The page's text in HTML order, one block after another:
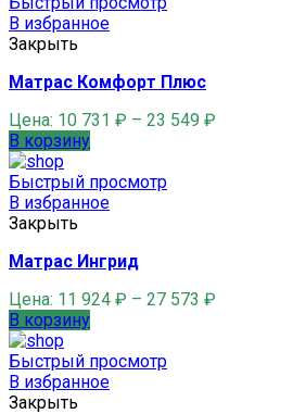
В избранное
Закрыть
Матрас Комфорт Плюс
Цена: 10 731 ₽ – 23 549 ₽
В корзину
Быстрый просмотр
В избранное
Закрыть
Матрас Ингрид
Цена: 11 924 ₽ – 27 573 ₽
В корзину
Быстрый просмотр
В избранное
Закрыть